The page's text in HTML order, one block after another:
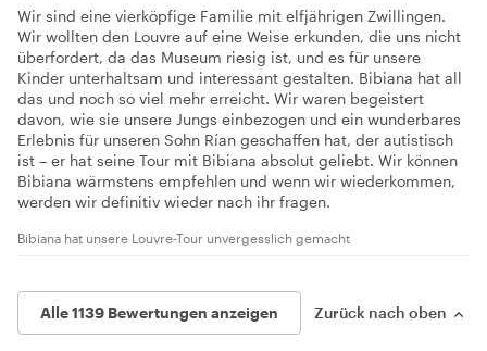
Wir sind eine vierköpfige Familie mit elfjährigen Zwillingen.
Wir wollten den Louvre auf eine Weise erkunden, die uns nicht
überfordert, da das Museum riesig ist, und es für unsere
Kinder unterhaltsam und interessant gestalten. Bibiana hat all
das und noch so viel mehr erreicht. Wir waren begeistert
davon, wie sie unsere Jungs einbezogen und ein wunderbares
Erlebnis für unseren Sohn Rían geschaffen hat, der autistisch
ist – er hat seine Tour mit Bibiana absolut geliebt. Wir können
Bibiana wärmstens empfehlen und wenn wir wiederkommen,
werden wir definitiv wieder nach ihr fragen.
Bibiana hat unsere Louvre-Tour unvergesslich gemacht
Alle 1139 Bewertungen anzeigen Zurück nach oben